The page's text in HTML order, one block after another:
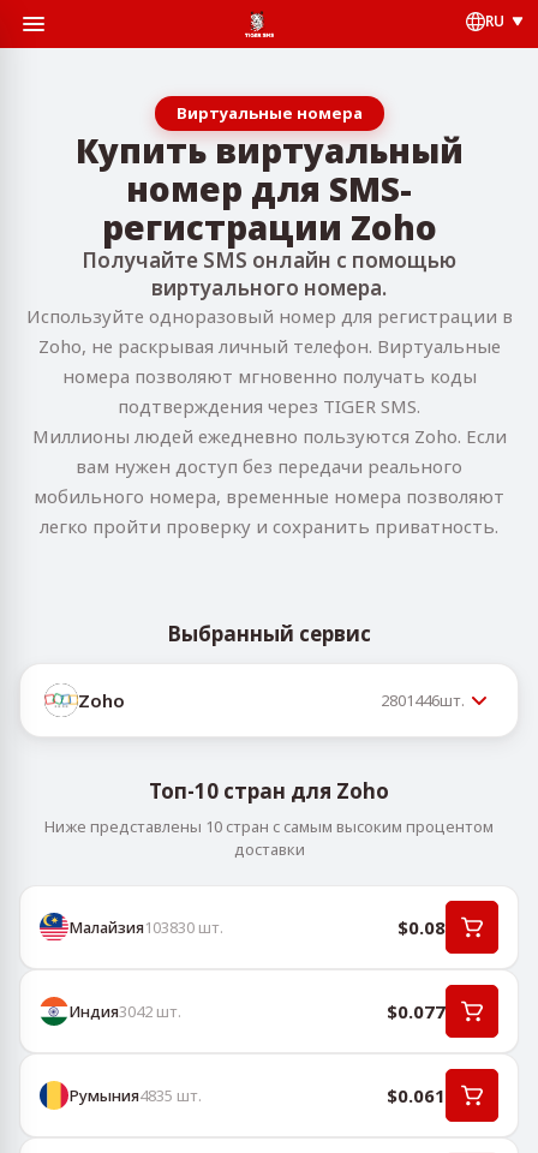
RU
Виртуальные номера
Купить виртуальный
номер для SMS-
регистрации Zoho
Получайте SMS онлайн с помощью
виртуального номера.
Используйте одноразовый номер для регистрации в
Zoho, не раскрывая личный телефон. Виртуальные
номера позволяют мгновенно получать коды
подтверждения через TIGER SMS.
Миллионы людей ежедневно пользуются Zoho. Если
вам нужен доступ без передачи реального
мобильного номера, временные номера позволяют
легко пройти проверку и сохранить приватность.
Выбранный сервис
Zoho 2801446шт.
Топ-10 стран для Zoho
Ниже представлены 10 стран с самым высоким процентом
доставки
Малайзия103830 шт. $0.08
Индия3042 шт. $0.077
Румыния4835 шт. $0.061